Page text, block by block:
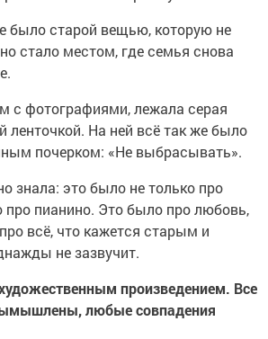
было старой вещью, которую не
стало местом, где семья снова
с фотографиями, лежала серая
ленточкой. На ней всё так же было
почерком: «Не выбрасывать».
знала: это было не только про
про пианино. Это было про любовь,
всё, что кажется старым и
не зазвучит.
произведением. Все
любые совпадения